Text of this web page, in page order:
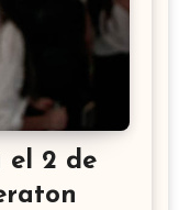
el 2 de